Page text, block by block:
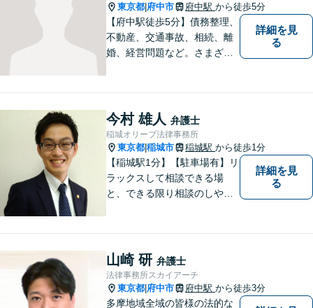
東京都 府中市 府中駅 から徒歩5分
【府中駅徒歩5分】債務整理、
不動産、交通事故、相続、離
婚、経営問題など。さまざま
アリングし、あらゆる観点か
ら解決策をご提案します。お
気軽にご相談ください。
詳細を見
る
今村 雄人 弁護士
稲城オリーブ法律事務所
東京都 稲城市 稲城駅 から徒歩1分
【稲城駅1分】【駐車場有】リ
ラックスして相談できる場
と、できる限り相談のしやす
ください。 ご相談・ご依頼い
ただいた際には、精一杯サポ
ートいたします。
詳細を見
る
山崎 研 弁護士
法律事務所スカイアーチ
東京都 府中市 府中駅 から徒歩3分
多摩地域全域の皆様の法的な